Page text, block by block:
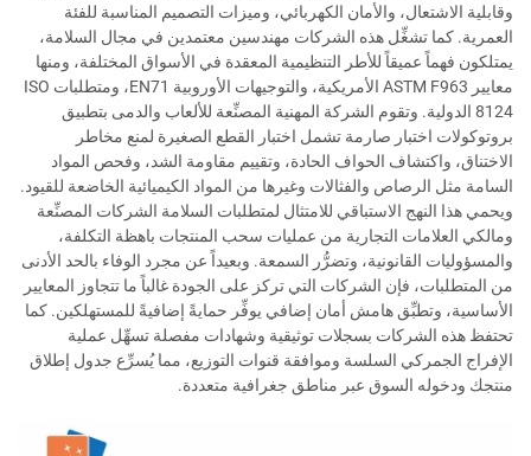
وقابلية الاشتعال، والأمان الكهربائي، وميزات التصميم المناسبة للفئة
العمرية. كما تشغِّل هذه الشركات مهندسين معتمدين في مجال السلامة،
يمتلكون فهماً عميقاً للأطر التنظيمية المعقدة في الأسواق المختلفة، ومنها
معايير ASTM F963 الأمريكية، والتوجيهات الأوروبية EN71، ومتطلبات ISO
8124 الدولية. وتقوم الشركة المهنية المصنِّعة للألعاب والدمى بتطبيق
بروتوكولات اختبار صارمة تشمل اختبار القطع الصغيرة لمنع مخاطر
الاختناق، واكتشاف الحواف الحادة، وتقييم مقاومة الشد، وفحص المواد
السامة مثل الرصاص والفثالات وغيرها من المواد الكيميائية الخاضعة للقيود.
ويحمي هذا النهج الاستباقي للامتثال لمتطلبات السلامة الشركات المصنِّعة
ومالكي العلامات التجارية من عمليات سحب المنتجات باهظة التكلفة،
والمسؤوليات القانونية، وتضرُّر السمعة. وبعيداً عن مجرد الوفاء بالحد الأدنى
من المتطلبات، فإن الشركات التي تركز على الجودة غالباً ما تتجاوز المعايير
الأساسية، وتطبِّق هامش أمان إضافي يوفِّر حمايةً إضافيةً للمستهلكين. كما
تحتفظ هذه الشركات بسجلات توثيقية وشهادات مفصلة تسهِّل عملية
الإفراج الجمركي السلسة وموافقة قنوات التوزيع، مما يُسرِّع جدول إطلاق
منتجك ودخوله السوق عبر مناطق جغرافية متعددة.